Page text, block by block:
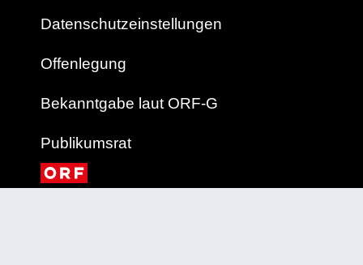
Datenschutzeinstellungen
Offenlegung
Bekanntgabe laut ORF-G
Publikumsrat